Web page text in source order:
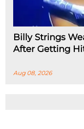
Billy Strings
After Getting
Aug 08, 2026